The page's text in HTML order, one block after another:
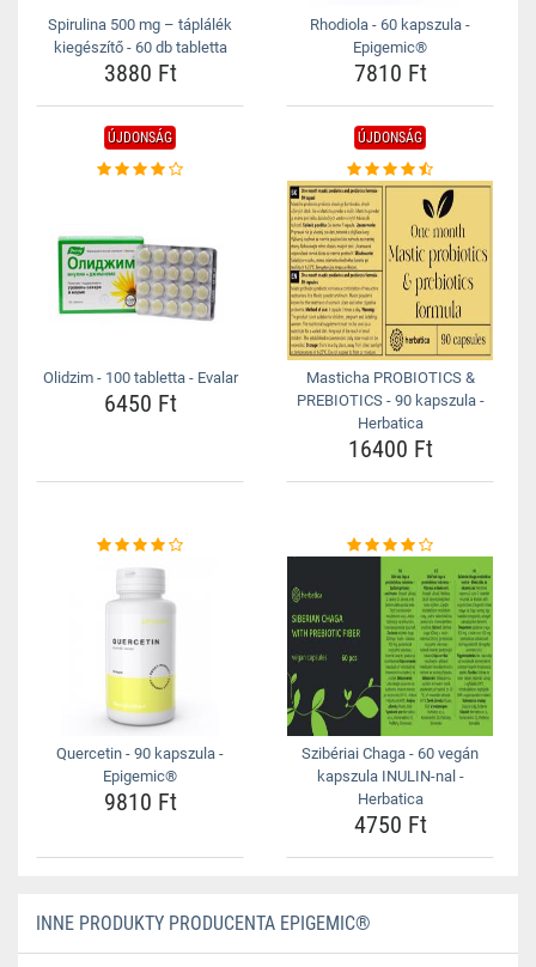
Spirulina 500 mg – táplálék
kiegészítő - 60 db tabletta
3880 Ft
Rhodiola - 60 kapszula -
Epigemic®
7810 Ft
ÚJDONSÁG
Olidzim - 100 tabletta - Evalar
6450 Ft
ÚJDONSÁG
Masticha PROBIOTICS &
PREBIOTICS - 90 kapszula -
Herbatica
16400 Ft
Quercetin - 90 kapszula -
Epigemic®
9810 Ft
Szibériai Chaga - 60 vegán
kapszula INULIN-nal -
Herbatica
4750 Ft
INNE PRODUKTY PRODUCENTA EPIGEMIC®